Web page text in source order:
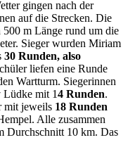
gingen nach der
auf die Strecken. Die
m Länge rund um die
Sieger wurden Miriam
30 Runden, also
liefen eine Runde
Wartturm. Siegerinnen
Lüdke mit 14 Runden.
mit jeweils 18 Runden
Alle zusammen
Durchschnitt 10 km. Das